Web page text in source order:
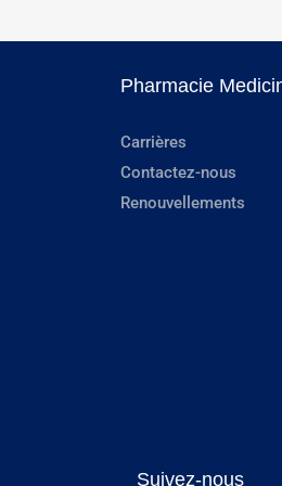
Pharmacie
Carrières
Contactez-nous
Renouvellements
Suivez-nous